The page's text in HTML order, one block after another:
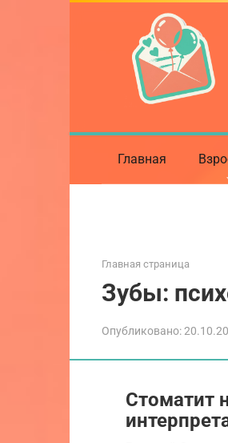
Главная
Главная страница
Зубы:
Опубликовано:
Стоматит